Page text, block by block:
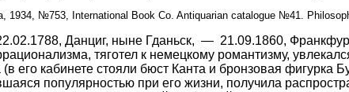
№753, International Book Co. Antiquarian catalogue №41.
иррационализма, тяготел к немецкому романтизму, увлекался мистикой, преклонялся перед философией Иммануила Канта и философскими идеями Востока (в его кабинете стояли бюст Канта и бронзовая фигурка Будды). Иррационалистическая и пессимистическая философия Шопенгауэра, не пользовавшаяся популярностью при его жизни, получила распространение со 2-й половины XIX века, явившись одним из источников философии жизни и предшественником ряда концепций глубинной психологии (учение о бессознательном); влияние Шопенгауэра испытали Р. Вагнер, Э. фон Гартман, Ф. Ницше, Т. Манн и др. В 1911 году во Франкфурте-на-Майне основано Шопенгауэровское общество. Артур Шопенгауэр происходил из состоятельной купеческой семьи. Его предки были знатными гражданами вольного ганзейского города Данцига. Прадед по отцовской линии, Андрей Шопенгауэр, будучи одним из самых зажиточных и уважаемых граждан этого города, имел честь принимать у себя в доме Петра I и его супругу Екатерину во время их путешествия по Германии. Отец философа, Генрих — Флорис Шопенгауэр, унаследовал большую часть семейного состояния и значительно приумножил его благодаря способностям к коммерции. Он был верен традициям старинной ганзейской республики, ее представлениям о справедливости и свободе. Когда в 1793 году, вследствие второго раздела Речи Посполитой, Данциг был присоединен к Пруссии, отец Артура демонстративно ликвидировал в течение суток все свои торговые дела в городе, естественно, понеся финансовые потери из — за срочности, и переселился в ганзейскую же республику Гамбург, сохранявшую независимость. Генрих — Флорис Шопенгауэр был очень образованным человеком и ценителем европейской культуры. Он часто ездил по торговым делам в Англию, во Францию и хорошо познакомился с литературой этих стран. Его любимым писателем стал Вольтер. Англия же настолько завоевала его сердце своими демократическими традициями, что он некоторое время собирался переселиться туда. Хотя переселения не случилось, Генрих — Флорис устроил свой дом на английский манер, сам ежедневно прочитывал «Таймс» от первой до последней страницы и приучил к этому с детства сына. Философ остался верен этой привычке всю жизнь. Даже имя сына Артур отец специально выбрал так, чтобы оно не было исключительно немецким, а произносилось совершенно одинаково и на немецком, и на английском, и на французских языках. Внешностью и характером Артур Шопенгауэр пошел в отца. Тот был среднего роста, коренастый, широколицый, по натуре — вспыльчивый и упрямый. Мать Артура, Анна — Генриетта, по характеру была полной противоположностью отцу. Генрих — Флорис женился на ней, восемьнадцатилетней, в тридцать восемь лет. Анна — Генриетта не делала тайны из того, что она выходит замуж по расчету, надеясь таким образом вырваться из родительского дома и повидать свет. Это была миниатюрная, грациозная, голубоглазая, светлорусая девушка. Она получила скудное домашнее образование (впрочем, иных возможностей не было даже у девушек из высшего общества), но компенсировала недостаток знаний живостью ума и обаянием, а также чтением книг из великолепной библиотеки мужа. Юная жена коммерсанта страстно желала жизни светской, общения с творческими людьми, поскольку сама хотела стать писательницей. Родился Артур Шопенгауэр 22 февраля 1788 года в Данциге, спустя несколько дней после возвращения родителей из трудного путешествия по Европе. Маршрут долгого свадебного путешествия был таков: Берлин, Ганновер, Франкфурт — на — Майне, Бельгия, Париж, Англия. Отец выбрал его намеренно: он хотел, чтобы его первенец родился в Англии и обрел тем самым право на английское гражданство. К сожалению или к счастью, но затея не удалась. Вообще говоря, тяга к странствиям была необычайно сильной в этой семье. Она постоянно путешествовала, оставаясь по нескольку месяцев, а то и лет, в различных городах и странах. Из — за такой кочевой жизни Артур получил весьма необычное образование. Девятилетним мальчиком отец увез его во Францию и оставил в Гавре на два года в семье хорошего знакомого. Артур вместе с его сыном обучался у лучших учителей города. Генрих — Флорис сделал это специально для того, чтобы сын «офранцузился»: изучил язык и перенял некоторую легкость французского характера: отец остро ненавидел немецкого филистера с его постоянной убийственной серьезностью. По возвращении на родину Артур обнаружил, что почти забыл немецкий язык. В одиннадцать лет будущий философ был отдан в частную гимназию Рунге, где обучались сыновья самых знатных граждан, готовясь к занятиям коммерцией. Отец хотел сделать из старшего сына купца, а потому очень расстроился, обнаружив, что его душа не лежит к торговле. Артур неоднократно просил перевести его в другую гимназию, где изучались основы отвлеченных наук. Чтобы развеять его тоску, родители взяли мальчика в очередное путешествие: в 1803 году семья отправилась в Бельгию, затем в Англию, где прожила почти